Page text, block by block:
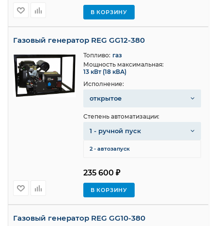
В КОРЗИНУ
Газовый генератор REG GG12-380
235 600 ₽
В КОРЗИНУ
Топливо: газ
Мощность максимальная:
13 кВт (18 кВА)
Исполнение:
открытое
Степень автоматизации:
1 - ручной пуск
2 - автозапуск
Газовый генератор REG GG10-380